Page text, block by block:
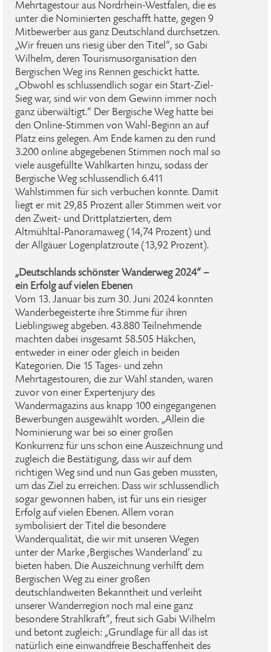
Mehrtagestour aus Nordrhein-Westfalen, die es
unter die Nominierten geschafft hatte, gegen 9
Mitbewerber aus ganz Deutschland durchsetzen.
„Wir freuen uns riesig über den Titel“, so Gabi
Wilhelm, deren Tourismusorganisation den
Bergischen Weg ins Rennen geschickt hatte.
„Obwohl es schlussendlich sogar ein Start-Ziel-
Sieg war, sind wir von dem Gewinn immer noch
ganz überwältigt.“ Der Bergische Weg hatte bei
den Online-Stimmen von Wahl-Beginn an auf
Platz eins gelegen. Am Ende kamen zu den rund
3.200 online abgegebenen Stimmen noch mal so
viele ausgefüllte Wahlkarten hinzu, sodass der
Bergische Weg schlussendlich 6.411
Wahlstimmen für sich verbuchen konnte. Damit
liegt er mit 29,85 Prozent aller Stimmen weit vor
den Zweit- und Drittplatzierten, dem
Altmühltal-Panoramaweg (14,74 Prozent) und
der Allgäuer Logenplatzroute (13,92 Prozent).
„Deutschlands schönster Wanderweg 2024“ –
ein Erfolg auf vielen Ebenen
Vom 13. Januar bis zum 30. Juni 2024 konnten
Wanderbegeisterte ihre Stimme für ihren
Lieblingsweg abgeben. 43.880 Teilnehmende
machten dabei insgesamt 58.505 Häkchen,
entweder in einer oder gleich in beiden
Kategorien. Die 15 Tages- und zehn
Mehrtagestouren, die zur Wahl standen, waren
zuvor von einer Expertenjury des
Wandermagazins aus knapp 100 eingegangenen
Bewerbungen ausgewählt worden. „Allein die
Nominierung war bei so einer großen
Konkurrenz für uns schon eine Auszeichnung und
zugleich die Bestätigung, dass wir auf dem
richtigen Weg sind und nun Gas geben mussten,
um das Ziel zu erreichen. Dass wir schlussendlich
sogar gewonnen haben, ist für uns ein riesiger
Erfolg auf vielen Ebenen. Allem voran
symbolisiert der Titel die besondere
Wanderqualität, die wir mit unseren Wegen
unter der Marke ‚Bergisches Wanderland‘ zu
bieten haben. Die Auszeichnung verhilft dem
Bergischen Weg zu einer großen
deutschlandweiten Bekanntheit und verleiht
unserer Wanderregion noch mal eine ganz
besondere Strahlkraft“, freut sich Gabi Wilhelm
und betont zugleich: „Grundlage für all das ist
natürlich eine einwandfreie Beschaffenheit des